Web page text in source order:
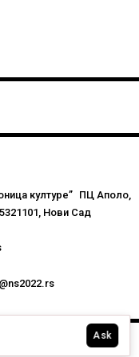
културе” ПЦ Аполо,
Нови Сад
Политика колачића